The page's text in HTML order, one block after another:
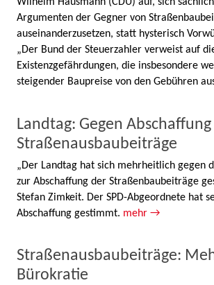
Argumenten der Gegner von
auseinanderzusetzen, statt hysterisch
„Der Bund der Steuerzahler verweist auf
Existenzgefährdungen, die insbesondere
steigender Baupreise von den Gebühren
Landtag: Gegen
Straßenausbaubeiträge
„Der Landtag hat sich mehrheitlich gegen
zur Abschaffung der Straßenbaubeiträge
Stefan Zimkeit. Der SPD-Abgeordnete hat
Abschaffung gestimmt. mehr →
Straßenausbaubeiträge:
Bürokratie